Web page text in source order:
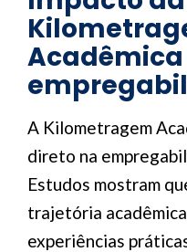
A Kilometragem
direto na
Estudos mostram
trajetória
experiências